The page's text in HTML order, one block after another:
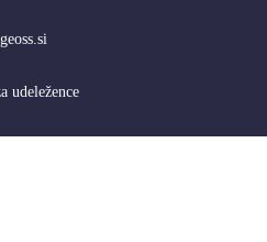
udeležence